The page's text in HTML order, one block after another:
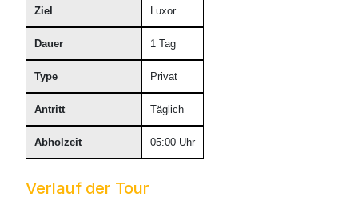
Ziel
Dauer
Type
Antritt
Abholzeit
Luxor
1 Tag
Privat
Täglich
05:00 Uhr
Verlauf der Tour